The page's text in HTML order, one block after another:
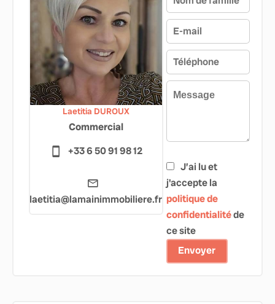
Laetitia DUROUX
Commercial
+33 6 50 91 98 12
laetitia@lamainimmobiliere.fr
J’ai lu et
j'accepte la
politique de
confidentialitéde
ce site
Envoyer